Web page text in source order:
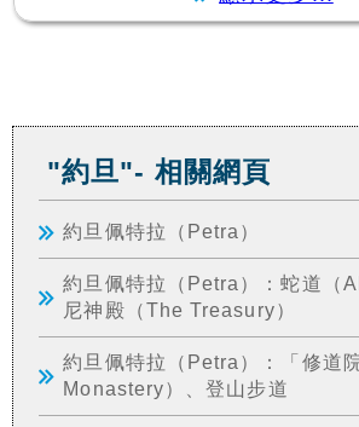
"約旦"- 相關網頁
約旦佩特拉（Petra）
約旦佩特拉（Petra）：蛇道（
尼神殿（The Treasury）
約旦佩特拉（Petra）：「修道
Monastery）、登山步道